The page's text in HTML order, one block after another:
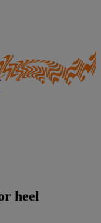
heel